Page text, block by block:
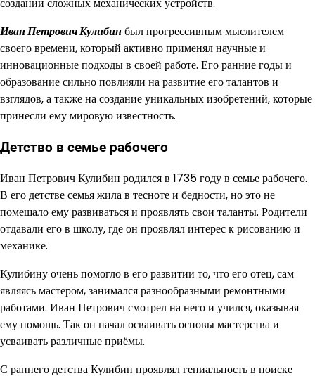
Иван Петрович Кулибинбыл прогрессивным мыслителем
своего времени, который активно применял научные и
инновационные подходы в своей работе. Его ранние годы и
образование сильно повлияли на развитие его талантов и
взглядов, а также на создание уникальных изобретений, которые
принесли ему мировую известность.
Детство в семье рабочего
Иван Петрович Кулибин родился в 1735 году в семье рабочего.
В его детстве семья жила в тесноте и бедности, но это не
помешало ему развиваться и проявлять свои таланты. Родители
отдавали его в школу, где он проявлял интерес к рисованию и
механике.
Кулибину очень помогло в его развитии то, что его отец, сам
являясь мастером, занимался разнообразными ремонтными
работами. Иван Петрович смотрел на него и учился, оказывая
ему помощь. Так он начал осваивать основы мастерства и
усваивать различные приёмы.
С раннего детства Кулибин проявлял гениальность в поиске